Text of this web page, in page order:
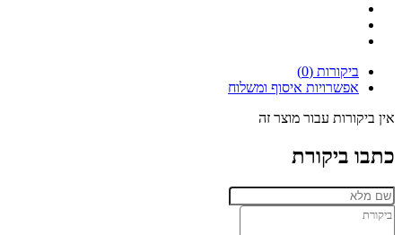
ביקורות (0)
אפשרויות איסוף ומשלוח
אין ביקורות עבור מוצר זה
כתבו ביקורת